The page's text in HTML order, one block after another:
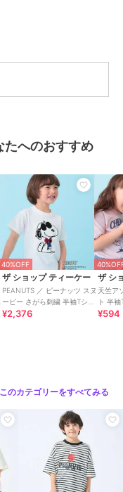
ボリー
ブ部分：
ン3％
たへのおすすめ
40%OFF
ザ ショップ ティーケー
PEANUTS ／ ピーナッツ スヌ
ーピー さがら刺繍 半袖Tシャ
ツ
¥2,376
ザ シ
天竺ア
ト 半
ト・ハ
¥594
このカテゴリーをすべてみる